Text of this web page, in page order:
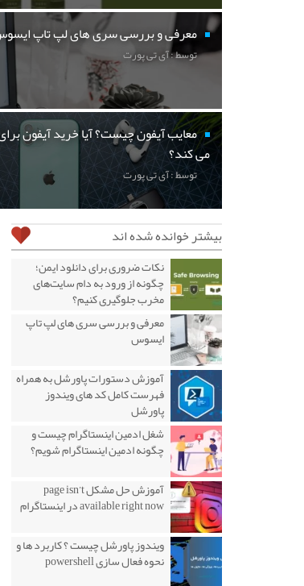
معرفی و بررسی سری های لپ تاپ
توسط : آی تی پورت
معایب آیفون چیست؟ آیا خرید آیفون
می کند؟
توسط : آی تی پورت
بیشتر خوانده شده اند
نکات ضروری برای دانلود ایمن؛
چگونه از ورود به دام سایت‌های
مخرب جلوگیری کنیم؟
معرفی و بررسی سری های لپ تاپ
ایسوس
آموزش دستورات پاورشل به همراه
فهرست کامل کد های ویندوز
پاورشل
شغل ادمین اینستاگرام چیست و
چگونه ادمین اینستاگرام شویم؟
آموزش حل مشکل page isn’t
available right now در اینستاگرام
ویندوز پاورشل چیست ؟ کاربرد ها و
نحوه فعال سازی powershell